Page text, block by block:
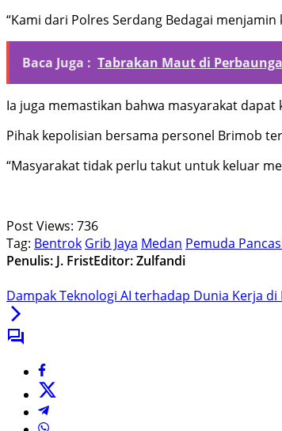
“Kami dari Polres Serdang Bedagai
Baca Juga : Tabrakan Maut di
Ia juga memastikan bahwa masyarakat
Pihak kepolisian bersama personel Brimob
“Masyarakat tidak perlu takut untuk keluar
Post Views: 736
Tag: Bentrok Grib Jaya Medan Pemuda
Penulis: J. FristEditor: Zulfandi
Dampak Teknologi AI terhadap Dunia Kerja di